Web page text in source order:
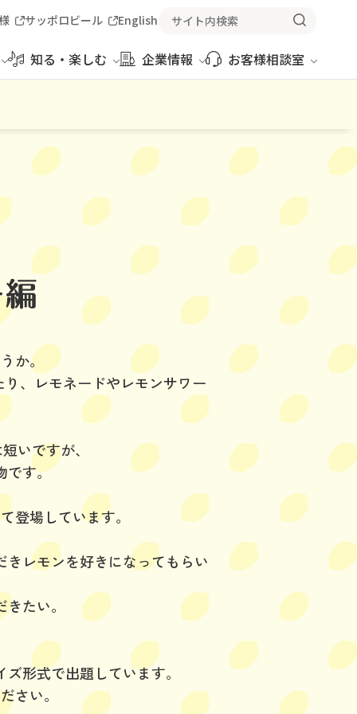
知る・楽しむ 企業情報 お客様相談室
サッポロビール English
か。
、レモネードやレモンサワー
いですが、
です。
登場しています。
レモンを好きになってもらい
たい。
形式で出題しています。
さい。